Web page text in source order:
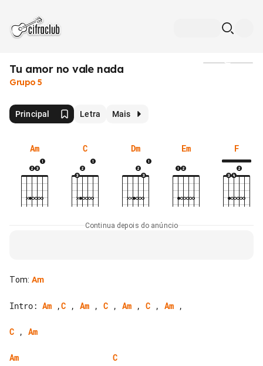
Tu amor no vale nada
Grupo 5
Principal Letra Mais
Am C Dm Em F
Continua depois do anúncio
Tom: Am
Intro: Am ,C , Am , C , Am , C , Am ,
C , Am
Am
C